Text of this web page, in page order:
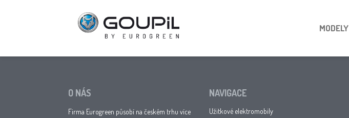
MODELY
O NÁS
Firma Eurogreen působí na českém trhu více
NAVIGACE
Užitkové elektromobily